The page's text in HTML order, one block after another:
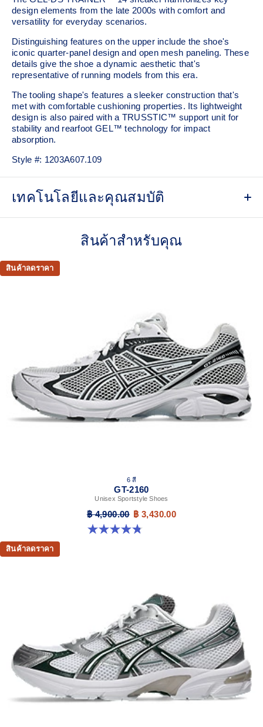
design elements from the late 2000s with comfort and
versatility for everyday scenarios.
Distinguishing features on the upper include the shoe's
iconic quarter-panel design and open mesh paneling. These
details give the shoe a dynamic aesthetic that's
representative of running models from this era.
The tooling shape's features a sleeker construction that's
met with comfortable cushioning properties. Its lightweight
design is also paired with a TRUSSTIC™ support unit for
stability and rearfoot GEL™ technology for impact
absorption.
Style #: 1203A607.109
เทคโนโลยีและคุณสมบัติ
Breathable mesh underlays
Rearfoot GEL™ technology
Improves impact absorption
At least 30% of the upper's synthetic fiber is made with
The sockliner is produced with the solution dyeing
process that reduces water usage by approximately
33% and carbon emissions by approximately 45%
compared to the conventional dyeing technology
สินค้าสำหรับคุณ
สินค้าลดราคา
6 สี
GT-2160
Unisex Sportstyle Shoes
฿ 4,900.00 ฿ 3,430.00
4.8 จาก 5 ดาว 457 รีวิว
สินค้าลดราคา